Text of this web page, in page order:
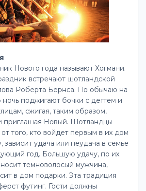
Нового года называют Хогмани.
встречают шотландской
Роберта Бернса. По обычаю на
поджигают бочки с дегтем и
сжигая, таким образом,
приглашая Новый. Шотландцы
от того, кто войдет первым в их дом
зависит удача или неудача в семье
год. Большую удачу, по их
темноволосый мужчина,
в дом подарки. Эта традиция
футинг. Гости должны